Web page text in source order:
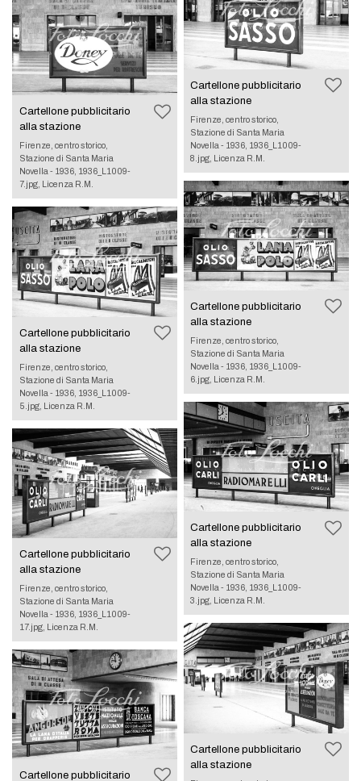
Cartellone pubblicitario
alla stazione
Firenze, centro storico,
Stazione di Santa Maria
Novella - 1936, 1936_L1009-
7.jpg, Licenza R.M.
Cartellone pubblicitario
alla stazione
Firenze, centro storico,
Stazione di Santa Maria
Novella - 1936, 1936_L1009-
5.jpg, Licenza R.M.
Cartellone pubblicitario
alla stazione
Firenze, centro storico,
Stazione di Santa Maria
Novella - 1936, 1936_L1009-
17.jpg, Licenza R.M.
Cartellone pubblicitario
Cartellone pubblicitario
alla stazione
Firenze, centro storico,
Stazione di Santa Maria
Novella - 1936, 1936_L1009-
8.jpg, Licenza R.M.
Cartellone pubblicitario
alla stazione
Firenze, centro storico,
Stazione di Santa Maria
Novella - 1936, 1936_L1009-
6.jpg, Licenza R.M.
Cartellone pubblicitario
alla stazione
Firenze, centro storico,
Stazione di Santa Maria
Novella - 1936, 1936_L1009-
3.jpg, Licenza R.M.
Cartellone pubblicitario
alla stazione